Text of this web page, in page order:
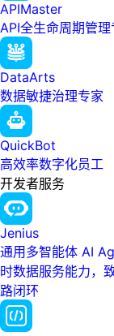
APIMaster
API全生命周期管理
DataArts
数据敏捷治理专家
QuickBot
高效率数字化员工
开发者服务
Jenius
通用多智能体 AI
时数据服务能力，
路闭环